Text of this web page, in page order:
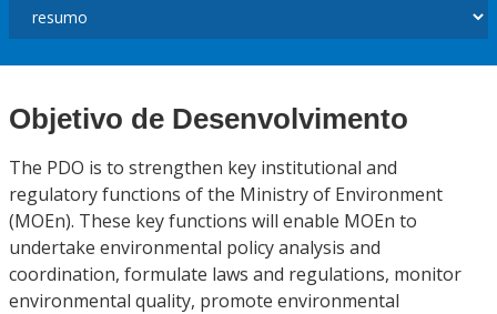
Objetivo de Desenvolvimento
The PDO is to strengthen key institutional and
regulatory functions of the Ministry of Environment
(MOEn). These key functions will enable MOEn to
undertake environmental policy analysis and
coordination, formulate laws and regulations, monitor
environmental quality, promote environmental